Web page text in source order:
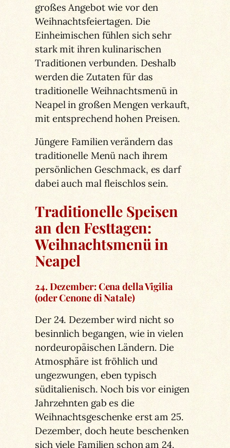
großes Angebot wie vor den
Weihnachtsfeiertagen. Die
Einheimischen fühlen sich sehr
stark mit ihren kulinarischen
Traditionen verbunden. Deshalb
werden die Zutaten für das
traditionelle Weihnachtsmenü in
Neapel in großen Mengen verkauft,
mit entsprechend hohen Preisen.
Jüngere Familien verändern das
traditionelle Menü nach ihrem
persönlichen Geschmack, es darf
dabei auch mal fleischlos sein.
Traditionelle Speisen
an den Festtagen:
Weihnachtsmenü in
Neapel
24. Dezember: Cena della Vigilia
(oder Cenone di Natale)
Der 24. Dezember wird nicht so
besinnlich begangen, wie in vielen
nordeuropäischen Ländern. Die
Atmosphäre ist fröhlich und
ungezwungen, eben typisch
süditalienisch. Noch bis vor einigen
Jahrzehnten gab es die
Weihnachtsgeschenke erst am 25.
Dezember, doch heute beschenken
sich viele Familien schon am 24.